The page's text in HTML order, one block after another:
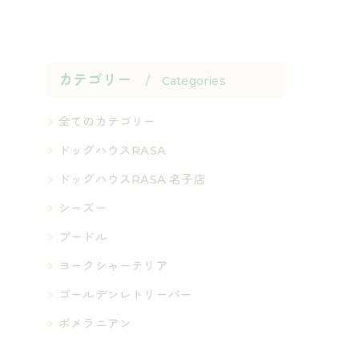
カテゴリー Categories
全てのカテゴリー
ドッグハウスRASA
ドッグハウスRASA 名子店
シーズー
プードル
ヨークシャーテリア
ゴールデンレトリーバー
ポメラニアン